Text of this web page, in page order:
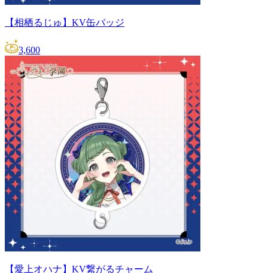
【相栖るじゅ】KV缶バッジ
3,600
【愛上オハナ】KV繋がるチャーム